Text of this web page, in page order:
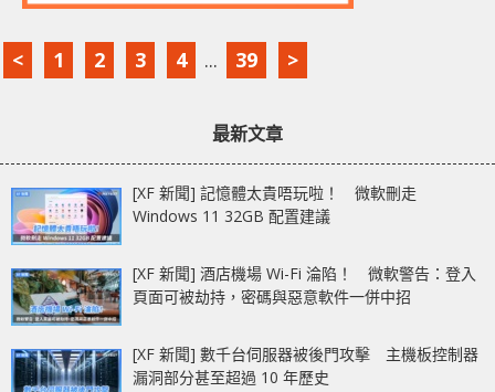
< 1 2 3 4 ... 39 >
最新文章
[XF 新聞] 記憶體太貴唔玩啦！ 微軟刪走
Windows 11 32GB 配置建議
[XF 新聞] 酒店機場 Wi-Fi 淪陷！ 微軟警告：登入
頁面可被劫持，密碼與惡意軟件一併中招
[XF 新聞] 數千台伺服器被後門攻擊 主機板控制器
漏洞部分甚至超過 10 年歷史